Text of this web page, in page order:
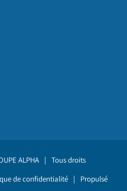
ALPHA| Tous droits
de confidentialité | Propulsé